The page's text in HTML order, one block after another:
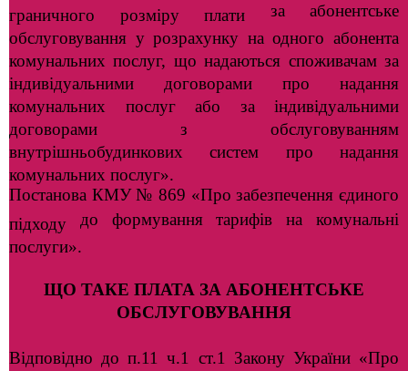
граничного розміру плати за абонентське
обслуговування у розрахунку на одного абонента
комунальних послуг, що надаються споживачам за
індивідуальними договорами про надання
комунальних послуг або за індивідуальними
договорами з обслуговуванням
внутрішньобудинкових систем про надання
комунальних послуг».
Постанова КМУ № 869 «Про забезпечення єдиного
підходу до формування тарифів на комунальні
послуги».
ЩО ТАКЕ ПЛАТА ЗА АБОНЕНТСЬКЕ
ОБСЛУГОВУВАННЯ
Відповідно до п.11 ч.1 ст.1 Закону України «Про